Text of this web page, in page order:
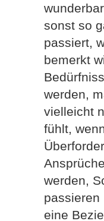
sonst so
passiert,
bemerkt
werden,
vielleicht
fühlt,
werden,
eine